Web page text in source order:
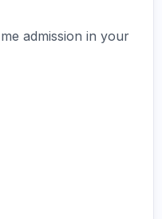
admission in your